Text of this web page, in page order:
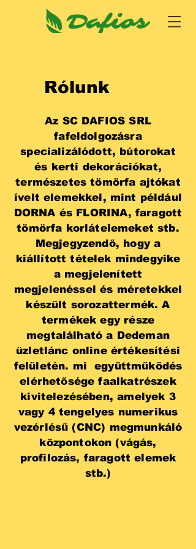
Rólunk
Az SC DAFIOS SRL
fafeldolgozásra
specializálódott, bútorokat
és kerti dekorációkat,
természetes tömörfa ajtókat
ívelt elemekkel, mint például
DORNA és FLORINA, faragott
tömörfa korlátelemeket stb.
Megjegyzendő, hogy a
kiállított tételek mindegyike
a megjelenített
megjelenéssel és méretekkel
készült sorozattermék. A
termékek egy része
megtalálható a Dedeman
üzletlánc online értékesítési
felületén. mi
együttműködés
elérhetősége faalkatrészek
kivitelezésében, amelyek 3
vagy 4 tengelyes numerikus
vezérlésű (CNC) megmunkáló
központokon (vágás,
profilozás, faragott elemek
stb.)